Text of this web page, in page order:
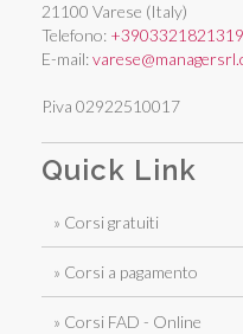
21100 Varese (Italy)
Telefono: +3903321821319
E-mail:
P.iva 02922510017
Quick Link
» Corsi gratuiti
» Corsi a pagamento
» Corsi FAD - Online